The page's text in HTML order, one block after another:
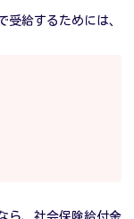
受給するためには、
ら、社会保険給付金